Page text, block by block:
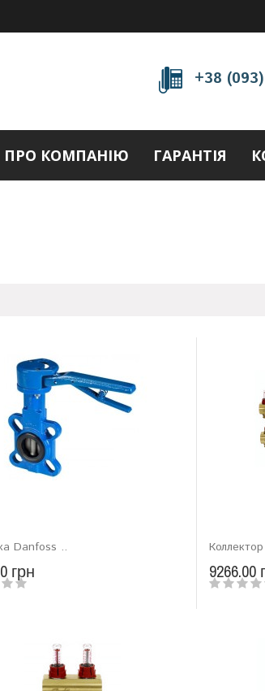
+38
ПРО КОМПАНІЮ ГАРАНТІЯ
Danfoss ..
грн 9266.00